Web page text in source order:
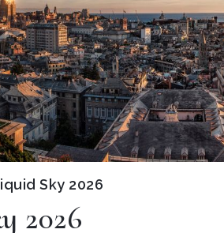
Sky 2026
2026